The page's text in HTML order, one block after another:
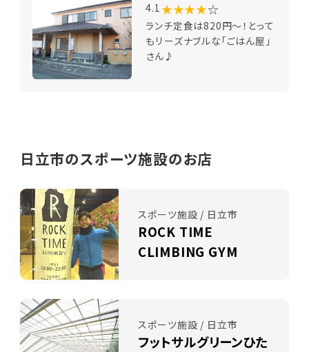
4.1 ★★★★☆
ランチ定食は820円～！とって
もリーズナブルな「ごはん屋」
さん♪
日立市のスポーツ施設のお店
スポーツ施設 / 日立市
ROCK TIME
CLIMBING GYM
スポーツ施設 / 日立市
フットサルグリーンひた